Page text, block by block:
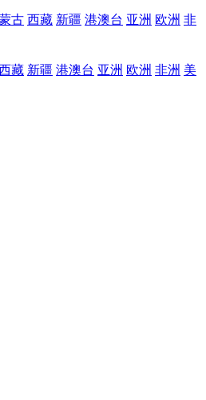
古 西藏 新疆 港澳台 亚洲 欧洲 非
藏 新疆 港澳台 亚洲 欧洲 非洲 美